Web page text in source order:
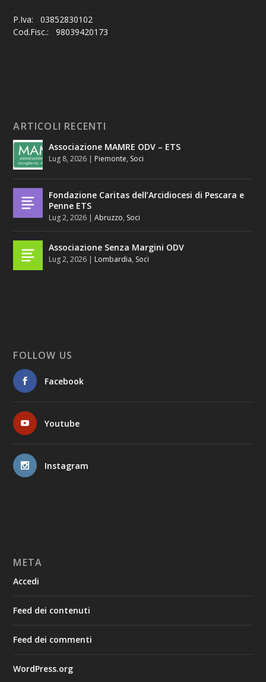
P.Iva: 03852830102
Cod.Fisc.: 98039420173
ARTICOLI RECENTI
Associazione MAMRE ODV – ETS
Lug 8, 2026 | Piemonte, Soci
Fondazione Caritas dell’Arcidiocesi di Pescara e
Penne ETS
Lug 2, 2026 |Abruzzo, Soci
Associazione Senza Margini ODV
Lug 2, 2026 | Lombardia, Soci
FOLLOW US
Facebook
Youtube
Instagram
META
Accedi
Feed dei contenuti
Feed dei commenti
WordPress.org